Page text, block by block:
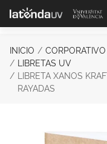
Saltar al contenido
INICIO
LIBRETAS UV
LIBRETA XANOS
RAYADAS